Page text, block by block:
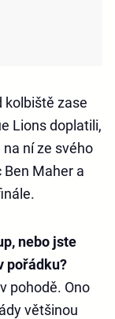
kolbiště zase
Lions doplatili,
ní ze svého
Maher a
nebo jste
pořádku?
pohodě. Ono
většinou